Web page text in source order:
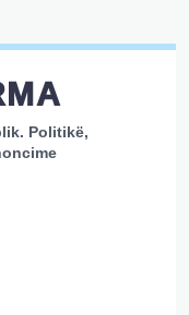
Politikë,